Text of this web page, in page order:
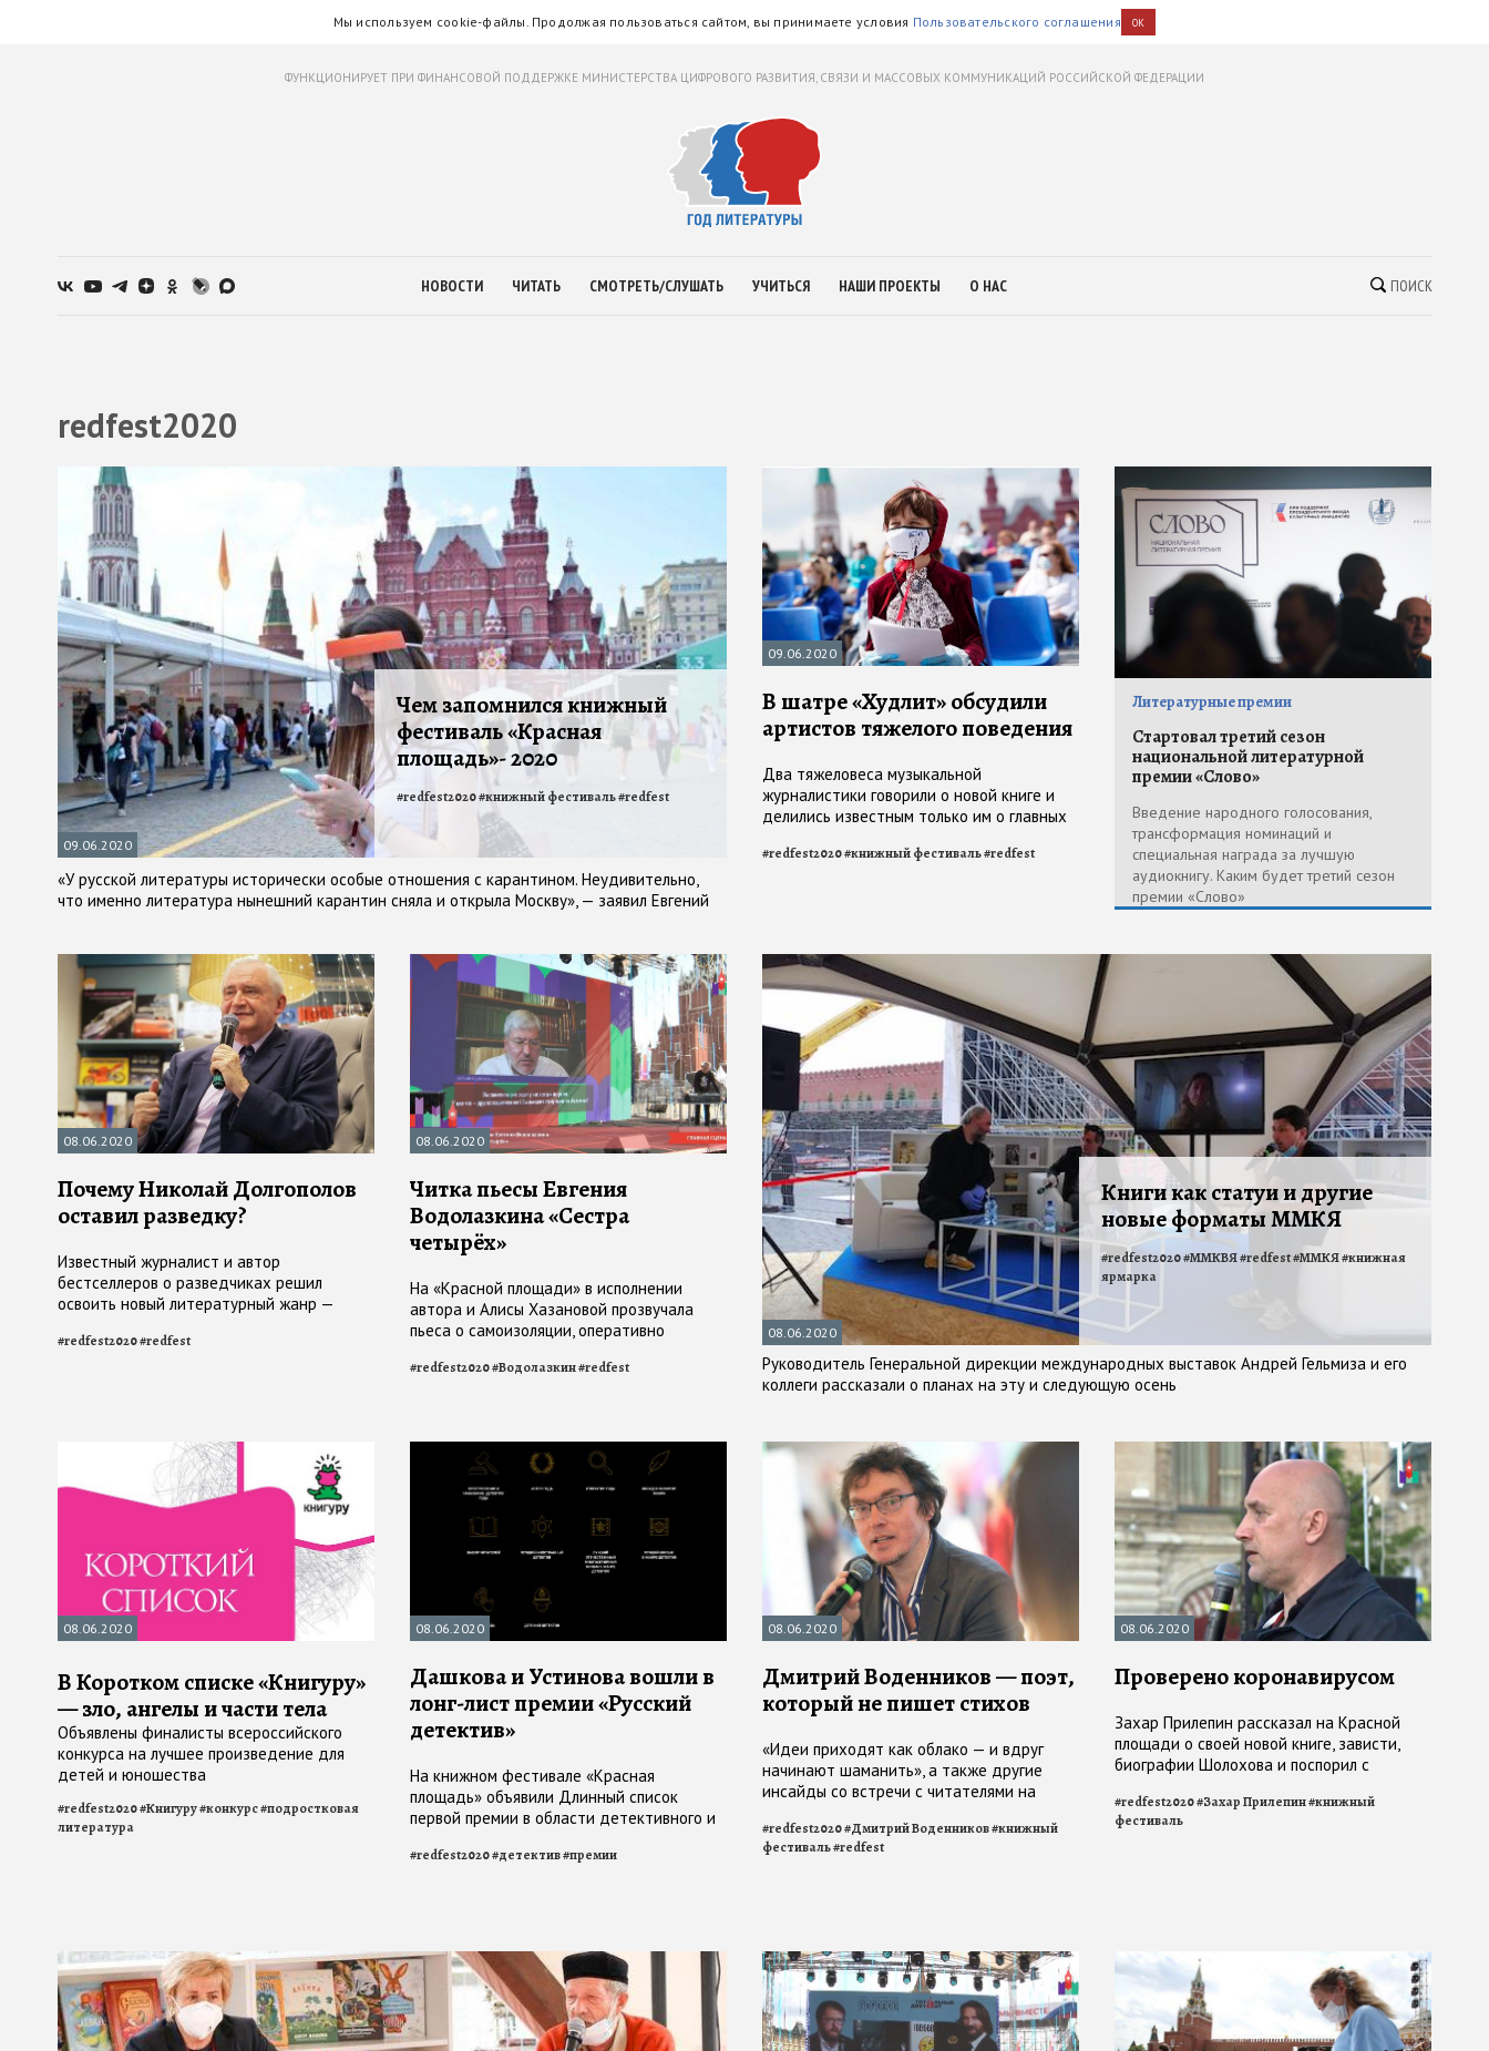
Мы используем cookie-файлы. Продолжая пользоваться сайтом, вы принимаете условия Пользовательского соглашения OK
ФУНКЦИОНИРУЕТ ПРИ ФИНАНСОВОЙ ПОДДЕРЖКЕ МИНИСТЕРСТВА ЦИФРОВОГО РАЗВИТИЯ, СВЯЗИ И МАССОВЫХ КОММУНИКАЦИЙ РОССИЙСКОЙ ФЕДЕРАЦИИ
НОВОСТИ ЧИТАТЬ СМОТРЕТЬ/СЛУШАТЬ УЧИТЬСЯ НАШИ ПРОЕКТЫ О НАС ПОИСК
redfest2020
09.06.2020
Чем запомнился книжный
фестиваль «Красная
площадь»- 2020
«У русской литературы исторически особые отношения с карантином. Неудивительно,
что именно литература нынешний карантин сняла и открыла Москву», — заявил Евгений
#redfest2020#книжный фестиваль#redfest
09.06.2020
В шатре «Худлит» обсудили
артистов тяжелого поведения
Два тяжеловеса музыкальной
журналистики говорили о новой книге и
делились известным только им о главных
Киркорова до Сергея Курехина
#redfest2020#книжный фестиваль#redfest
Литературные премии
Стартовал третий сезон
национальной литературной
премии «Слово»
Введение народного голосования,
трансформация номинаций и
специальная награда за лучшую
аудиокнигу. Каким будет третий сезон
премии «Слово»
08.06.2020
Почему Николай Долгополов
оставил разведку?
Известный журналист и автор
бестселлеров о разведчиках решил
освоить новый литературный жанр —
Николая Долгополова. От Франсуазы
#redfest2020#redfest
08.06.2020
Читка пьесы Евгения
Водолазкина «Сестра
четырёх»
На «Красной площади» в исполнении
автора и Алисы Хазановой прозвучала
пьеса о самоизоляции, оперативно
#redfest2020#Водолазкин#redfest
08.06.2020
Книги как статуи и другие
новые форматы ММКЯ
Руководитель Генеральной дирекции международных выставок Андрей Гельмиза и его
коллеги рассказали о планах на эту и следующую осень
#redfest2020#ММКВЯ#redfest#ММКЯ#книжная
ярмарка
08.06.2020
В Коротком списке «Книгуру»
— зло, ангелы и части тела
Объявлены финалисты всероссийского
конкурса на лучшее произведение для
детей и юношества
#redfest2020#Книгуру#конкурс#подростковая
литература
08.06.2020
Дашкова и Устинова вошли в
лонг-лист премии «Русский
детектив»
На книжном фестивале «Красная
площадь» объявили Длинный список
первой премии в области детективного и
кино «Русский детектив»
#redfest2020#детектив#премии
08.06.2020
Дмитрий Воденников — поэт,
который не пишет стихов
«Идеи приходят как облако — и вдруг
начинают шаманить», а также другие
инсайды со встречи с читателями на
#redfest2020#Дмитрий Воденников#книжный
фестиваль#redfest
08.06.2020
Проверено коронавирусом
Захар Прилепин рассказал на Красной
площади о своей новой книге, зависти,
биографии Шолохова и поспорил с
#redfest2020#Захар Прилепин#книжный
фестиваль